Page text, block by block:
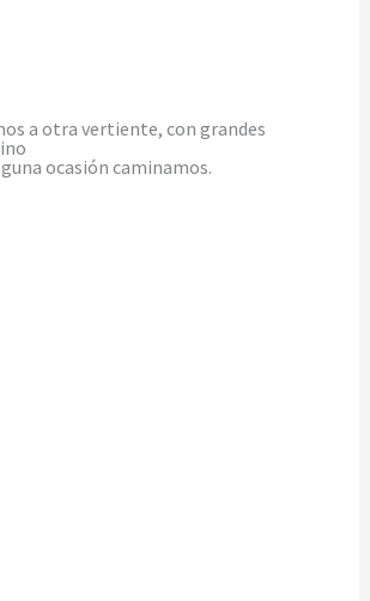
a otra vertiente, con grandes
ocasión caminamos.